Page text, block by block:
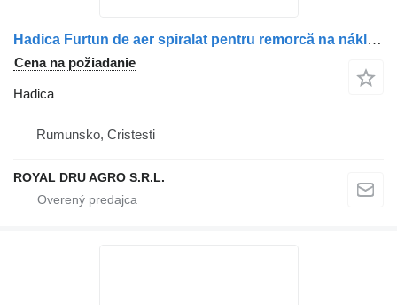
Hadica Furtun de aer spiralat pentru remorcă na nákladného auta MAN roșu cu conectori metalici
Cena na požiadanie
Hadica
Rumunsko, Cristesti
ROYAL DRU AGRO S.R.L.